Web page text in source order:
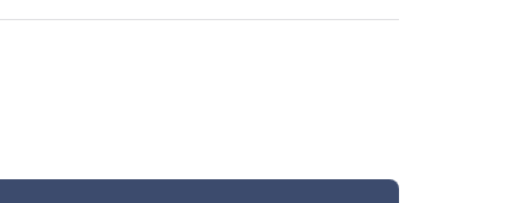
and measuring the amount of reflected light using a photodetector.
and Pulse Oximetry (measuring the oxygen level of the blood).